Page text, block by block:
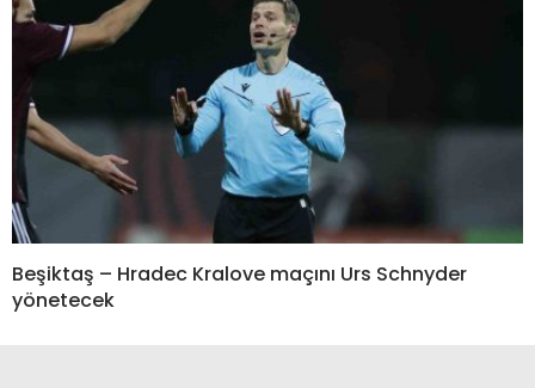
Beşiktaş – Hradec Kralove maçını Urs Schnyder
yönetecek